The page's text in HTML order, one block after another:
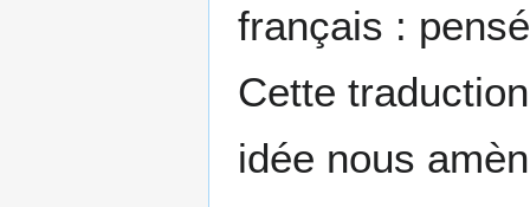
français :
Cette
idée nous